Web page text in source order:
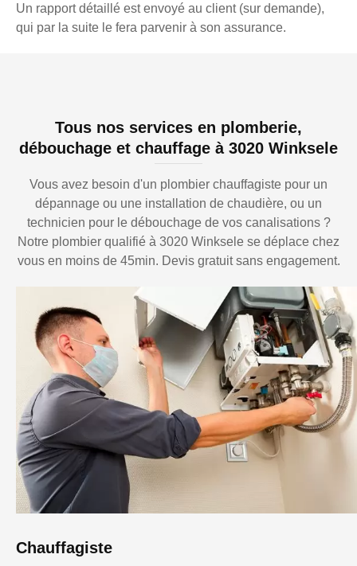
Un rapport détaillé est envoyé au client (sur demande),
qui par la suite le fera parvenir à son assurance.
Tous nos services en plomberie,
débouchage et chauffage à 3020 Winksele
Vous avez besoin d'un plombier chauffagiste pour un
dépannage ou une installation de chaudière, ou un
technicien pour le débouchage de vos canalisations ?
Notre plombier qualifié à 3020 Winksele se déplace chez
vous en moins de 45min. Devis gratuit sans engagement.
Chauffagiste